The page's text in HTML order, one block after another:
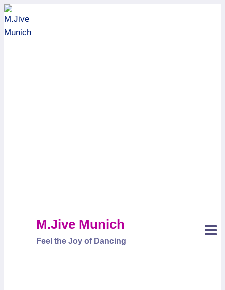
Zum
Inhalt
springen
M.Jive Munich
Feel the Joy of Dancing